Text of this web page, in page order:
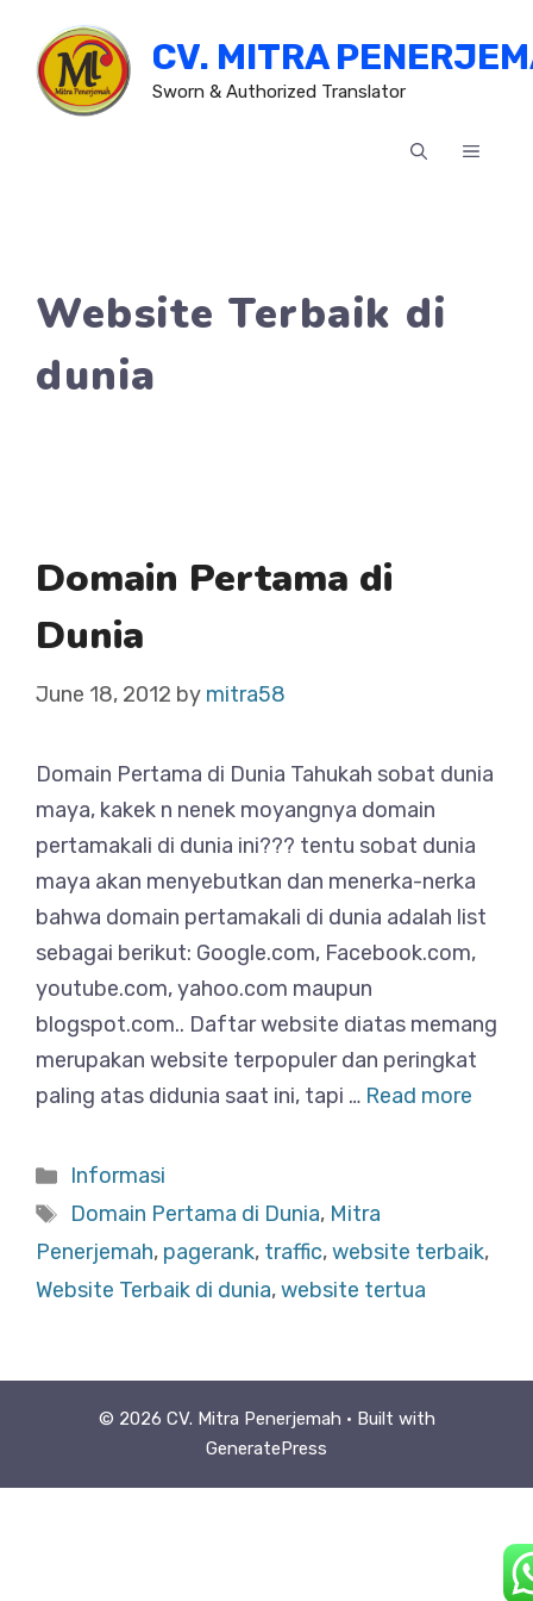
content
CV. MITRA
Sworn & Authorized Translator
MENU
Website Terbaik di
dunia
Domain Pertama di
Dunia
June 18, 2012 by mitra58
Domain Pertama di Dunia Tahukah sobat dunia
maya, kakek n nenek moyangnya domain
pertamakali di dunia ini??? tentu sobat dunia
maya akan menyebutkan dan menerka-nerka
bahwa domain pertamakali di dunia adalah list
sebagai berikut: Google.com, Facebook.com,
youtube.com, yahoo.com maupun
blogspot.com.. Daftar website diatas memang
merupakan website terpopuler dan peringkat
paling atas didunia saat ini, tapi … Read more
Categories
Informasi
Tags
Domain Pertama di Dunia, Mitra
Penerjemah, pagerank, traffic,website terbaik,
Website Terbaik di dunia,website tertua
© 2026 CV. Mitra Penerjemah • Built with
GeneratePress